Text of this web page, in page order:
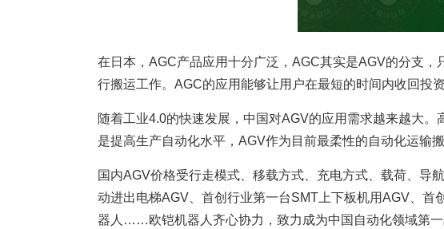
在日本，AGC产品应用十分广泛，AGC其实是AGV的分支
行搬运工作。AGC的应用能够让用户在最短的时间内收回投
随着工业4.0的快速发展，中国对AGV的应用需求越来越大
是提高生产自动化水平，AGV作为目前最柔性的自动化运输
国内AGV价格受行走模式、移载方式、充电方式、载荷、导
动进出电梯AGV、首创行业第一台SMT上下板机用AGV、
器人……欧铠机器人齐心协力，致力成为中国自动化领域第一